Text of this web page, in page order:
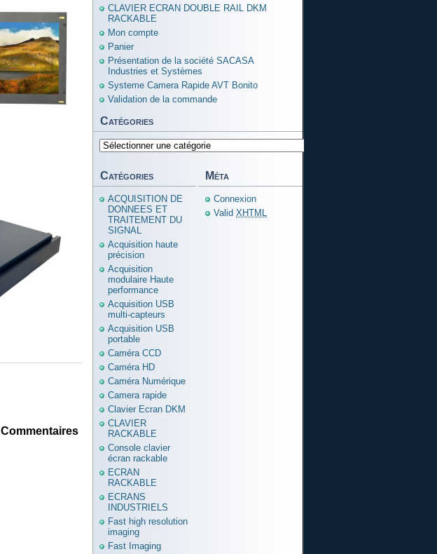
Commentaires
CLAVIER ECRAN DOUBLE RAIL DKM
RACKABLE
Mon compte
Panier
Présentation de la société SACASA
Industries et Systèmes
Systeme Camera Rapide AVT Bonito
Validation de la commande
Catégories
Catégories
Catégories
ACQUISITION DE
DONNEES ET
TRAITEMENT DU
SIGNAL
Acquisition haute
précision
Acquisition
modulaire Haute
performance
Acquisition USB
multi-capteurs
Acquisition USB
portable
Caméra CCD
Caméra HD
Caméra Numérique
Camera rapide
Clavier Ecran DKM
CLAVIER
RACKABLE
Console clavier
écran rackable
ECRAN
RACKABLE
ECRANS
INDUSTRIELS
Fast high resolution
imaging
Fast Imaging
Méta
Connexion
Valid XHTML